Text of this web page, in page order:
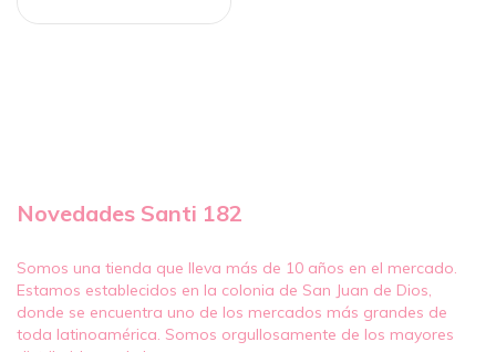
Novedades Santi 182
Somos una tienda que lleva más de 10 años en el mercado.
Estamos establecidos en la colonia de San Juan de Dios,
donde se encuentra uno de los mercados más grandes de
toda latinoamérica. Somos orgullosamente de los mayores